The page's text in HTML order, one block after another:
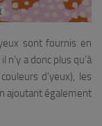
sont fournis en
a donc plus qu’à
d’yeux), les
ajoutant également